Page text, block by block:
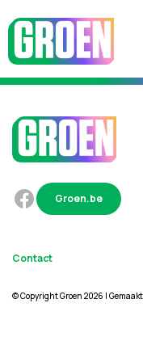
Groen.be
© Copyright Groen 2026 |
Contact